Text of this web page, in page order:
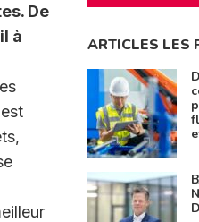
De
à
ARTICLES LES